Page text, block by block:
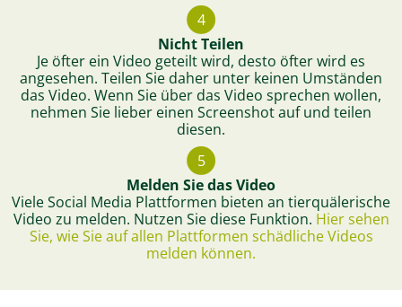
4
Nicht Teilen
Je öfter ein Video geteilt wird, desto öfter wird es
angesehen. Teilen Sie daher unter keinen Umständen
das Video. Wenn Sie über das Video sprechen wollen,
nehmen Sie lieber einen Screenshot auf und teilen
diesen.
5
Melden Sie das Video
Viele Social Media Plattformen bieten an tierquälerische
Video zu melden. Nutzen Sie diese Funktion. Hier sehen
Sie, wie Sie auf allen Plattformen schädliche Videos
melden können.